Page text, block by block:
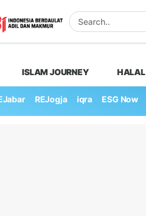
ISLAM JOURNEY HALAL
REJogja iqra ESG Now